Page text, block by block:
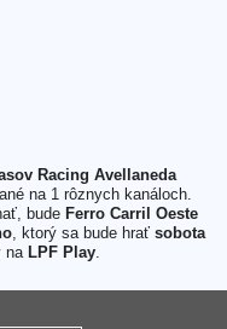
Racing Avellaneda
na 1 rôznych kanáloch.
bude Ferro Carril Oeste
, ktorý sa bude hrať sobota
na LPF Play.